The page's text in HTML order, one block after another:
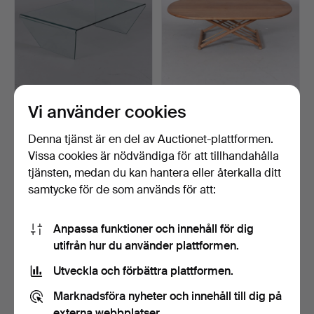
SOFFBORD, 2000-tal,
formpressad glas.
Klubbades 6 nov 2025
16 bud
211 USD
SOFFBORD, Haslev
Möbelsnedkeri, Danmark.
Klubbades 20 okt 2025
2 bud
37 USD
Vi använder cookies
Denna tjänst är en del av Auctionet-plattformen.
Vissa cookies är nödvändiga för att tillhandahålla
tjänsten, medan du kan hantera eller återkalla ditt
samtycke för de som används för att:
Anpassa funktioner och innehåll för dig
utifrån hur du använder plattformen.
Utveckla och förbättra plattformen.
Marknadsföra nyheter och innehåll till dig på